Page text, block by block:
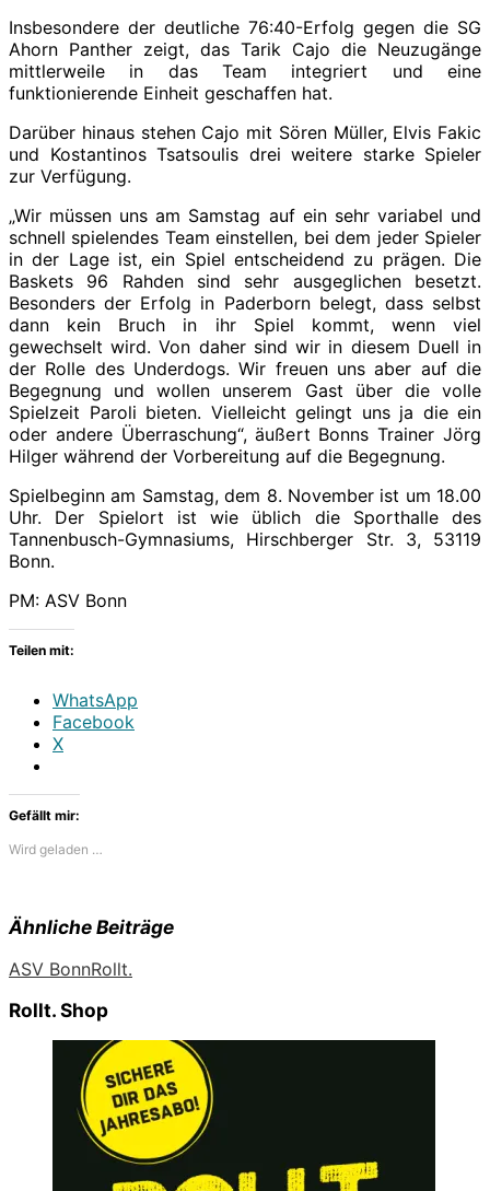
Insbesondere der deutliche 76:40-Erfolg gegen die SG
Ahorn Panther zeigt, das Tarik Cajo die Neuzugänge
mittlerweile in das Team integriert und eine
funktionierende Einheit geschaffen hat.
Darüber hinaus stehen Cajo mit Sören Müller, Elvis Fakic
und Kostantinos Tsatsoulis drei weitere starke Spieler
zur Verfügung.
„Wir müssen uns am Samstag auf ein sehr variabel und
schnell spielendes Team einstellen, bei dem jeder Spieler
in der Lage ist, ein Spiel entscheidend zu prägen. Die
Baskets 96 Rahden sind sehr ausgeglichen besetzt.
Besonders der Erfolg in Paderborn belegt, dass selbst
dann kein Bruch in ihr Spiel kommt, wenn viel
gewechselt wird. Von daher sind wir in diesem Duell in
der Rolle des Underdogs. Wir freuen uns aber auf die
Begegnung und wollen unserem Gast über die volle
Spielzeit Paroli bieten. Vielleicht gelingt uns ja die ein
oder andere Überraschung“, äußert Bonns Trainer Jörg
Hilger während der Vorbereitung auf die Begegnung.
Spielbeginn am Samstag, dem 8. November ist um 18.00
Uhr. Der Spielort ist wie üblich die Sporthalle des
Tannenbusch-Gymnasiums, Hirschberger Str. 3, 53119
Bonn.
PM: ASV Bonn
Teilen mit:
WhatsApp
Facebook
X
Gefällt mir:
Wird geladen …
Ähnliche Beiträge
ASV BonnRollt.
Rollt. Shop